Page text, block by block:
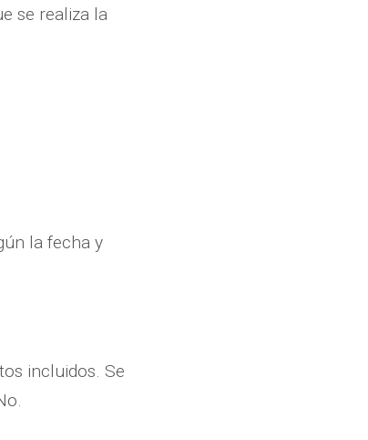
se realiza la
la fecha y
incluidos. Se